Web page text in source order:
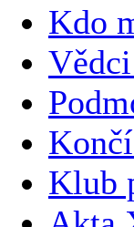
Kdo
Klub